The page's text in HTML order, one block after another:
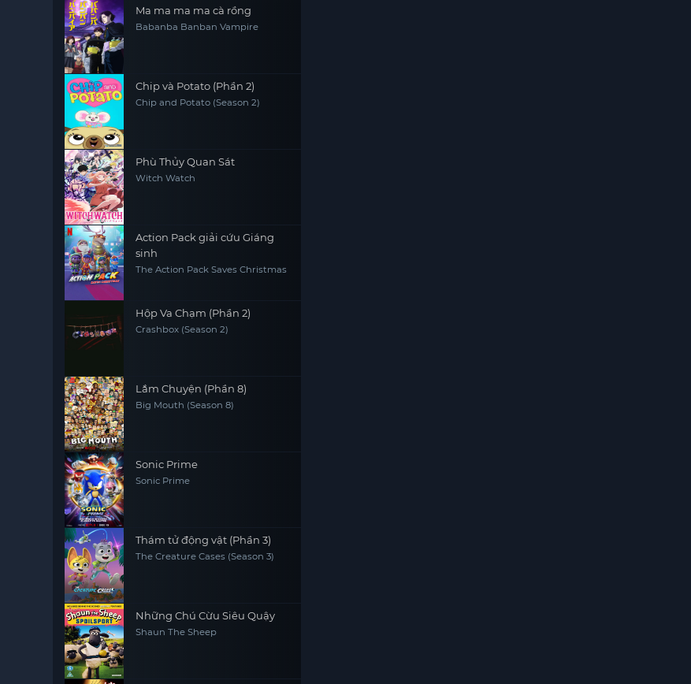
Ma ma ma ma cà rồng
Babanba Banban Vampire
Chip và Potato (Phần 2)
Chip and Potato (Season 2)
Phù Thủy Quan Sát
Witch Watch
Action Pack giải cứu Giáng
sinh
The Action Pack Saves Christmas
Hộp Va Chạm (Phần 2)
Crashbox (Season 2)
Lắm Chuyện (Phần 8)
Big Mouth (Season 8)
Sonic Prime
Sonic Prime
Thám tử động vật (Phần 3)
The Creature Cases (Season 3)
Những Chú Cừu Siêu Quậy
Shaun The Sheep